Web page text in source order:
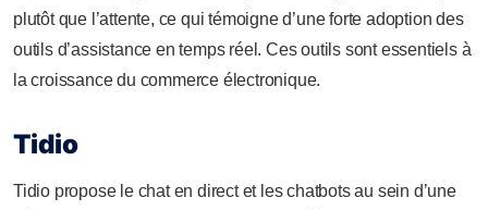
plutôt que l’attente, ce qui témoigne d’une forte adoption des
outils d’assistance en temps réel. Ces outils sont essentiels à
la croissance du commerce électronique.
Tidio
Tidio propose le chat en direct et les chatbots au sein d’une